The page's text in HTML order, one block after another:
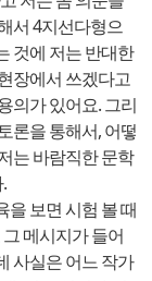
서 4지선다형으
것에 저는 반대한
장에서 쓰겠다고
의가 있어요. 그리
론을 통해서, 어떻
는 바람직한 문학
을 보면 시험 볼 때
메시지가 들어
사실은 어느 작가